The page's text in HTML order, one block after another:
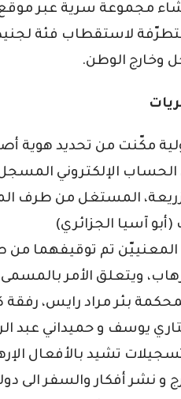
مجموعة سرية عبر موقع
لاستقطاب فئة
وخارج الوطن.
مكّنت من تحديد هوية
الحساب الإلكتروني
المستغل من طرف
آسيا الجزائري)
المعنييّن تم توقيفهما
ويتعلق الأمر
بئر مراد رايس،
يوسف و حميداني عبد
تشيد بالأفعال
و نشر أفكار والسفر الى